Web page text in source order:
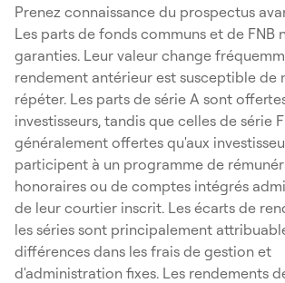
Prenez connaissance du prospectus
Les parts de fonds communs et de FNB
garanties. Leur valeur change
rendement antérieur est susceptible de
répéter. Les parts de série A sont
investisseurs, tandis que celles de série
généralement offertes qu'aux
participent à un programme de
honoraires ou de comptes intégrés
de leur courtier inscrit. Les écarts de
les séries sont principalement
différences dans les frais de gestion et
d'administration fixes. Les rendements